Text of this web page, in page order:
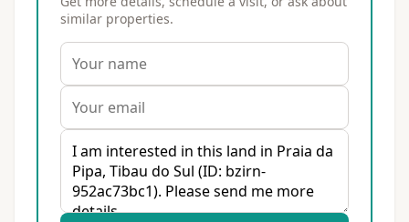
similar properties.